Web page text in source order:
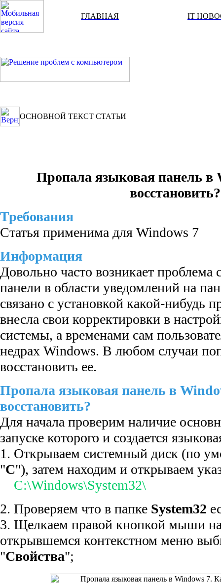
ГЛАВНАЯ IT
ОСНОВНОЙ ТЕКСТ СТАТЬИ
Пропала языковая панель в
восстановить?
Требования
Статья применима для Windows 7
Информация
Довольно часто возникает проблема
панели в области уведомлений на
связано с установкой какой-нибудь
внесла свои корректировки в
системы, а временами сам
недрах Windows. В любом случаи
восстановить ее.
Пропала языковая панель в
восстановить?
Для начала проверим наличие
запуске которого и создается
1. Открываем системный диск (по
"С"), затем находим и открываем
C:\Windows\System32\
2. Проверяем что в папке System32
3. Щелкаем правой кнопкой мыши
открывшемся контекстном меню
"Свойства";